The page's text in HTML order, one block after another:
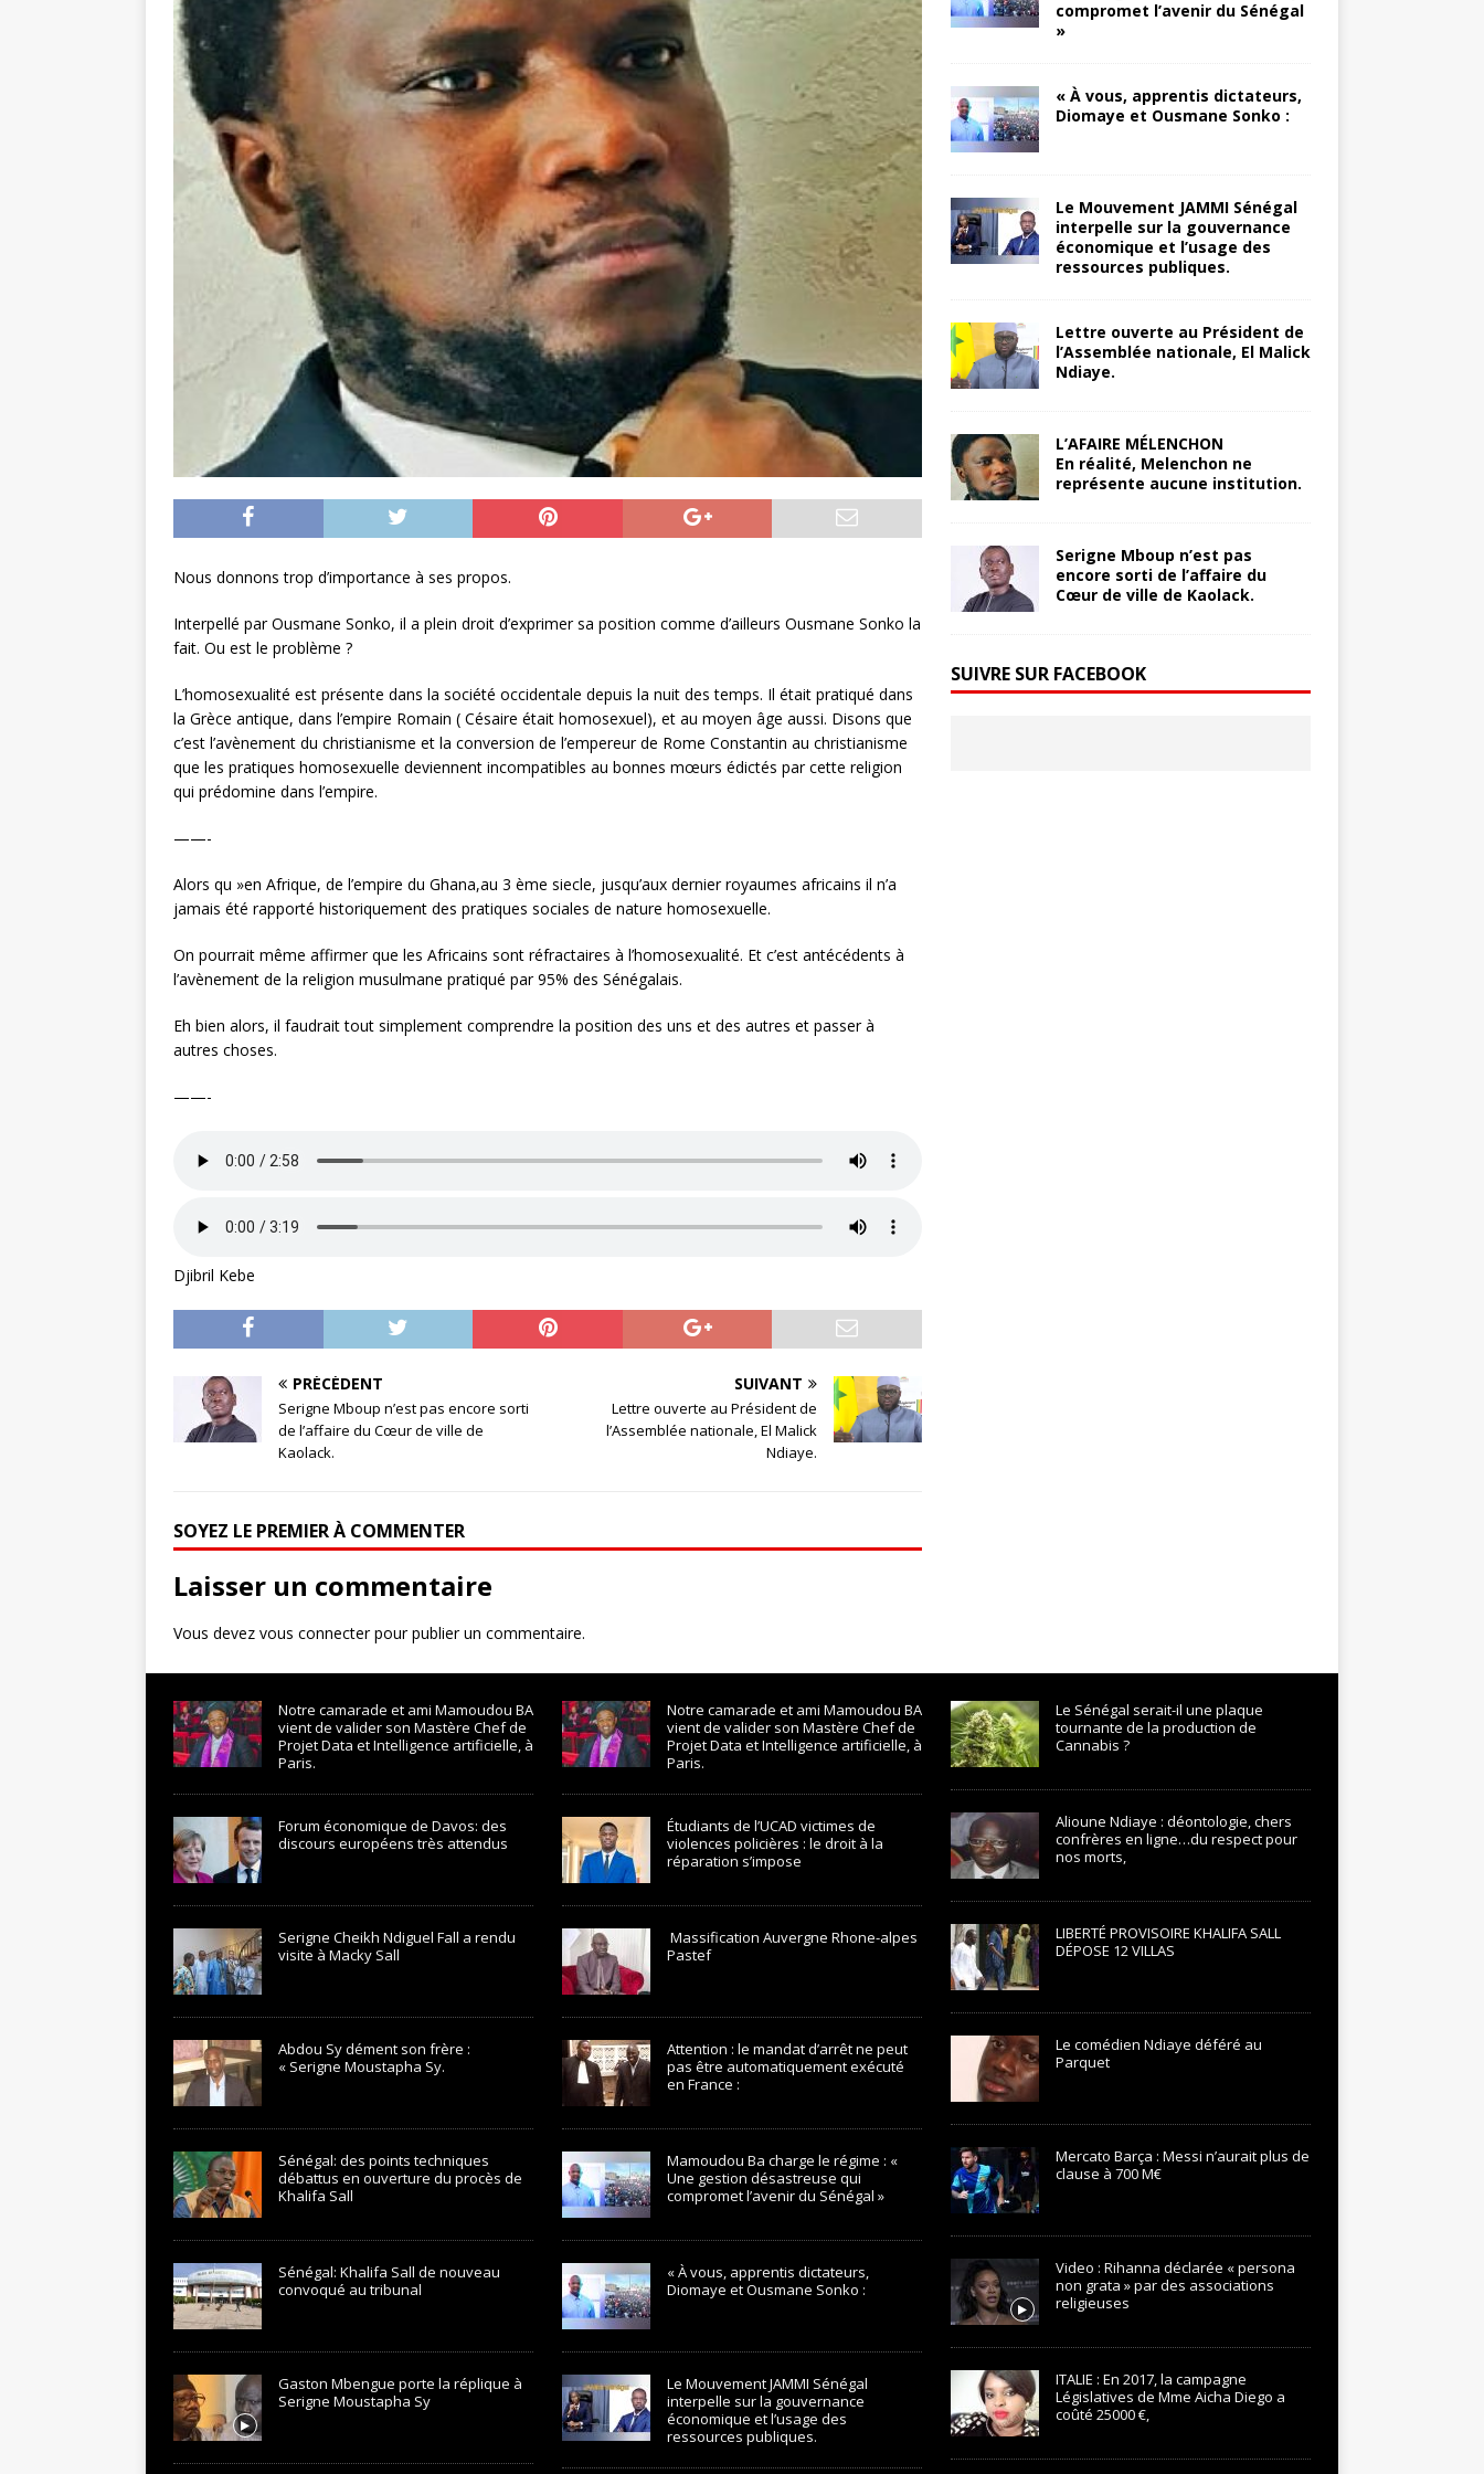
Nous donnons trop d’importance à ses propos.
Interpellé par Ousmane Sonko, il a plein droit d’exprimer sa position comme d’ailleurs Ousmane Sonko la
fait. Ou est le problème ?
L’homosexualité est présente dans la société occidentale depuis la nuit des temps. Il était pratiqué dans
la Grèce antique, dans l’empire Romain ( Césaire était homosexuel), et au moyen âge aussi. Disons que
c’est l’avènement du christianisme et la conversion de l’empereur de Rome Constantin au christianisme
que les pratiques homosexuelle deviennent incompatibles au bonnes mœurs édictés par cette religion
qui prédomine dans l’empire.
——-
Alors qu »en Afrique, de l’empire du Ghana,au 3 ème siecle, jusqu’aux dernier royaumes africains il n’a
jamais été rapporté historiquement des pratiques sociales de nature homosexuelle.
On pourrait même affirmer que les Africains sont réfractaires à l’homosexualité. Et c’est antécédents à
l’avènement de la religion musulmane pratiqué par 95% des Sénégalais.
Eh bien alors, il faudrait tout simplement comprendre la position des uns et des autres et passer à
autres choses.
——-
Djibril Kebe
PRÉCÉDENT
Serigne Mboup n’est pas encore sorti
de l’affaire du Cœur de ville de
Kaolack.
SUIVANT
Lettre ouverte au Président de
l’Assemblée nationale, El Malick
Ndiaye.
SOYEZ LE PREMIER À COMMENTER
Laisser un commentaire
Vous devez vous connecterpour publier un commentaire.
compromet l’avenir du Sénégal
»
« À vous, apprentis dictateurs,
Diomaye et Ousmane Sonko :
Le Mouvement JAMMI Sénégal
interpelle sur la gouvernance
économique et l’usage des
ressources publiques.
Lettre ouverte au Président de
l’Assemblée nationale, El Malick
Ndiaye.
L’AFAIRE MÉLENCHON
En réalité, Melenchon ne
représente aucune institution.
Serigne Mboup n’est pas
encore sorti de l’affaire du
Cœur de ville de Kaolack.
SUIVRE SUR FACEBOOK
Notre camarade et ami Mamoudou BA
vient de valider son Mastère Chef de
Projet Data et Intelligence artificielle, à
Paris.
Forum économique de Davos: des
discours européens très attendus
Serigne Cheikh Ndiguel Fall a rendu
visite à Macky Sall
Abdou Sy dément son frère :
« Serigne Moustapha Sy.
Sénégal: des points techniques
débattus en ouverture du procès de
Khalifa Sall
Sénégal: Khalifa Sall de nouveau
convoqué au tribunal
Gaston Mbengue porte la réplique à
Serigne Moustapha Sy
Notre camarade et ami Mamoudou BA
vient de valider son Mastère Chef de
Projet Data et Intelligence artificielle, à
Paris.
Étudiants de l’UCAD victimes de
violences policières : le droit à la
réparation s’impose
Massification Auvergne Rhone-alpes
Pastef
Attention : le mandat d’arrêt ne peut
pas être automatiquement exécuté
en France :
Mamoudou Ba charge le régime : «
Une gestion désastreuse qui
compromet l’avenir du Sénégal »
« À vous, apprentis dictateurs,
Diomaye et Ousmane Sonko :
Le Mouvement JAMMI Sénégal
interpelle sur la gouvernance
économique et l’usage des
ressources publiques.
Le Sénégal serait-il une plaque
tournante de la production de
Cannabis ?
Alioune Ndiaye : déontologie, chers
confrères en ligne…du respect pour
nos morts,
LIBERTÉ PROVISOIRE KHALIFA SALL
DÉPOSE 12 VILLAS
Le comédien Ndiaye déféré au
Parquet
Mercato Barça : Messi n’aurait plus de
clause à 700 M€
Video : Rihanna déclarée « persona
non grata » par des associations
religieuses
ITALIE : En 2017, la campagne
Législatives de Mme Aicha Diego a
coûté 25000 €,